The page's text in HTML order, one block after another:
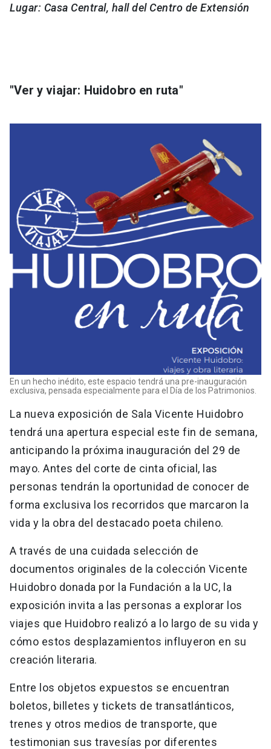
Lugar: Casa Central, hall del Centro de Extensión
"Ver y viajar: Huidobro en ruta"
En un hecho inédito, este espacio tendrá una pre-inauguración
exclusiva, pensada especialmente para el Día de los Patrimonios.
La nueva exposición de Sala Vicente Huidobro
tendrá una apertura especial este fin de semana,
anticipando la próxima inauguración del 29 de
mayo. Antes del corte de cinta oficial, las
personas tendrán la oportunidad de conocer de
forma exclusiva los recorridos que marcaron la
vida y la obra del destacado poeta chileno.
A través de una cuidada selección de
documentos originales de la colección Vicente
Huidobro donada por la Fundación a la UC, la
exposición invita a las personas a explorar los
viajes que Huidobro realizó a lo largo de su vida y
cómo estos desplazamientos influyeron en su
creación literaria.
Entre los objetos expuestos se encuentran
boletos, billetes y tickets de transatlánticos,
trenes y otros medios de transporte, que
testimonian sus travesías por diferentes